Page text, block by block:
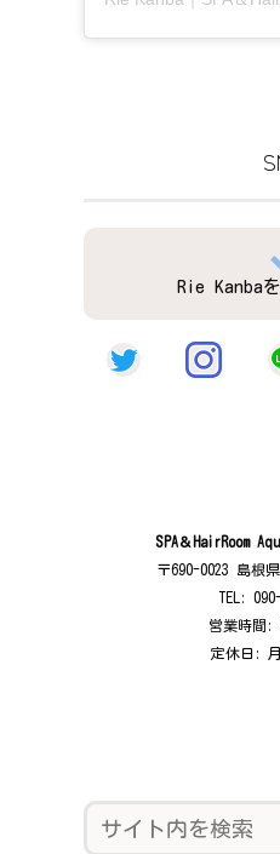
Rie Kanba
SPA＆HairRoom
〒690-0023 島根
TEL:
営業時間:
定休日: